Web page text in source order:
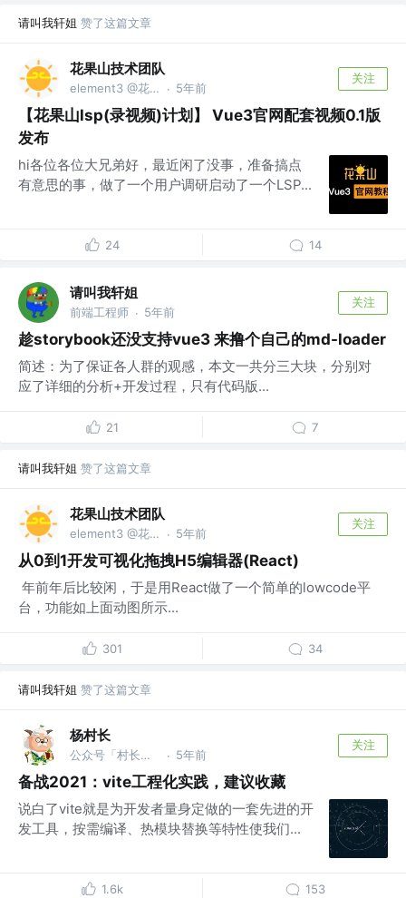
请叫我轩姐 赞了这篇文章
花果山技术团队
element3 @花果山 · 5年前
关注
【花果山lsp(录视频)计划】 Vue3官网配套视频0.1版
发布
hi各位各位大兄弟好，最近闲了没事，准备搞点
有意思的事，做了一个用户调研启动了一个LSP...
24 14
请叫我轩姐
前端工程师 · 5年前
关注
趁storybook还没支持vue3 来撸个自己的md-loader
简述：为了保证各人群的观感，本文一共分三大块，分别对
应了详细的分析+开发过程，只有代码版...
21 7
请叫我轩姐 赞了这篇文章
花果山技术团队
element3 @花果山 · 5年前
关注
从0到1开发可视化拖拽H5编辑器(React)
​ 年前年后比较闲，于是用React做了一个简单的lowcode平
台，功能如上面动图所示...
301 34
请叫我轩姐 赞了这篇文章
杨村长
公众号「村长学前端」 @B站「前端杨村长」 · 5年前
关注
备战2021：vite工程化实践，建议收藏
说白了vite就是为开发者量身定做的一套先进的开
发工具，按需编译、热模块替换等特性使我们...
1.6k 153